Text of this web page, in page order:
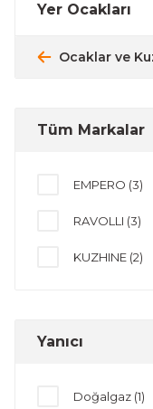
Yer Ocakları
Ocaklar ve
Tüm Markalar
EMPERO (3)
RAVOLLI (3)
KUZHINE (2)
Yanıcı
Doğalgaz (1)